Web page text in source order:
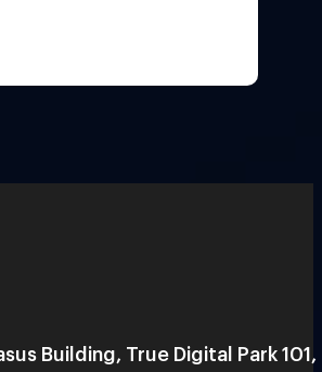
Building, True Digital Park 101,